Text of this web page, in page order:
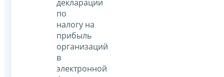
декларации
по
налогу на
прибыль
организаций
в
электронной